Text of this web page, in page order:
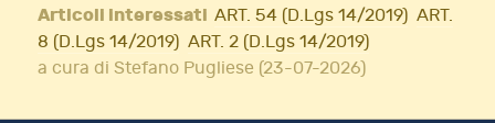
Articoli interessati ART. 54 (D.Lgs 14/2019) ART.
8 (D.Lgs 14/2019) ART. 2 (D.Lgs 14/2019)
a cura di Stefano Pugliese (23-07-2026)